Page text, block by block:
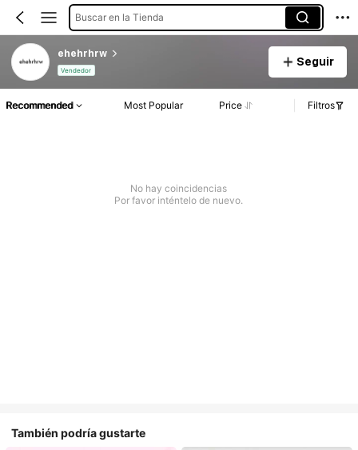
Buscar en la Tienda
ehehrhrw
Vendedor
Seguir
Recommended Most Popular Price Filtros
No hay coincidencias
Por favor inténtelo de nuevo.
También podría gustarte